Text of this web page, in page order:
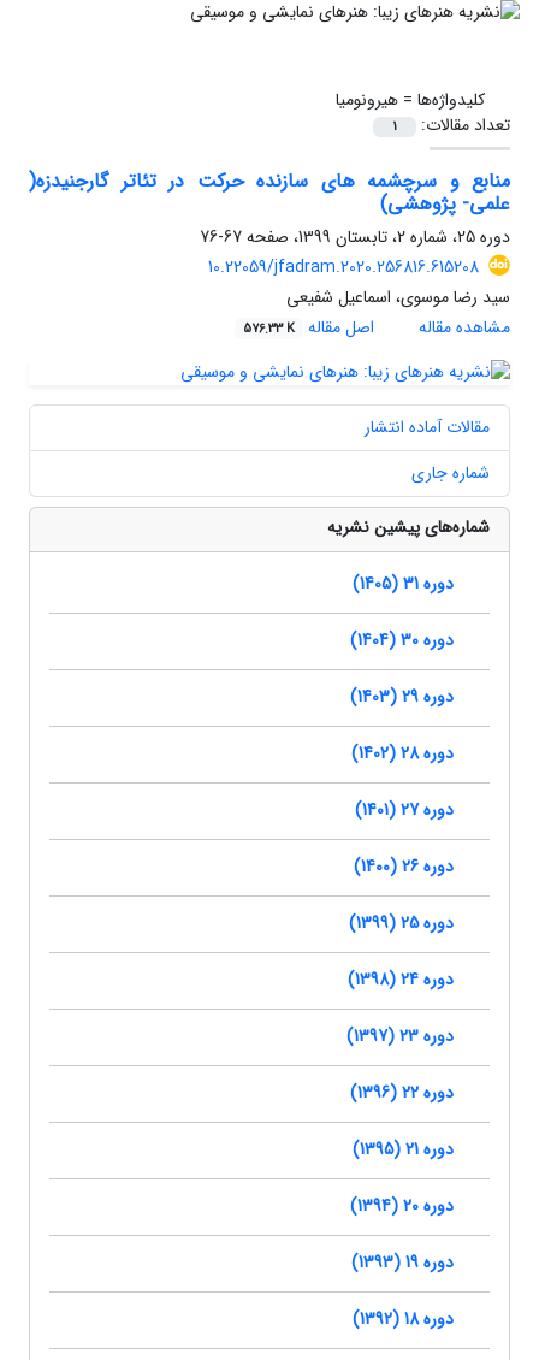
کلیدواژه‌ها =هیرونومیا
تعداد مقالات:
1
منابع و سرچشمه های سازنده حرکت در تئاتر گارجنیدزه(
علمی- پژوهشی)
دوره 25، شماره 2، تابستان 1399، صفحه
67-76
10.22059/jfadram.2020.256816.615208
سید رضا موسوی، اسماعیل شفیعی
مشاهده مقاله
اصل مقاله 576.33 K
مقالات آماده انتشار
شماره جاری
شماره‌های پیشین نشریه
دوره 31 (1405)
دوره 30 (1404)
دوره 29 (1403)
دوره 28 (1402)
دوره 27 (1401)
دوره 26 (1400)
دوره 25 (1399)
دوره 24 (1398)
دوره 23 (1397)
دوره 22 (1396)
دوره 21 (1395)
دوره 20 (1394)
دوره 19 (1393)
دوره 18 (1392)